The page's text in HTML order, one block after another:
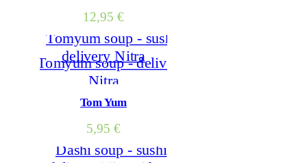
12,95 €
Tom Yum
5,95 €